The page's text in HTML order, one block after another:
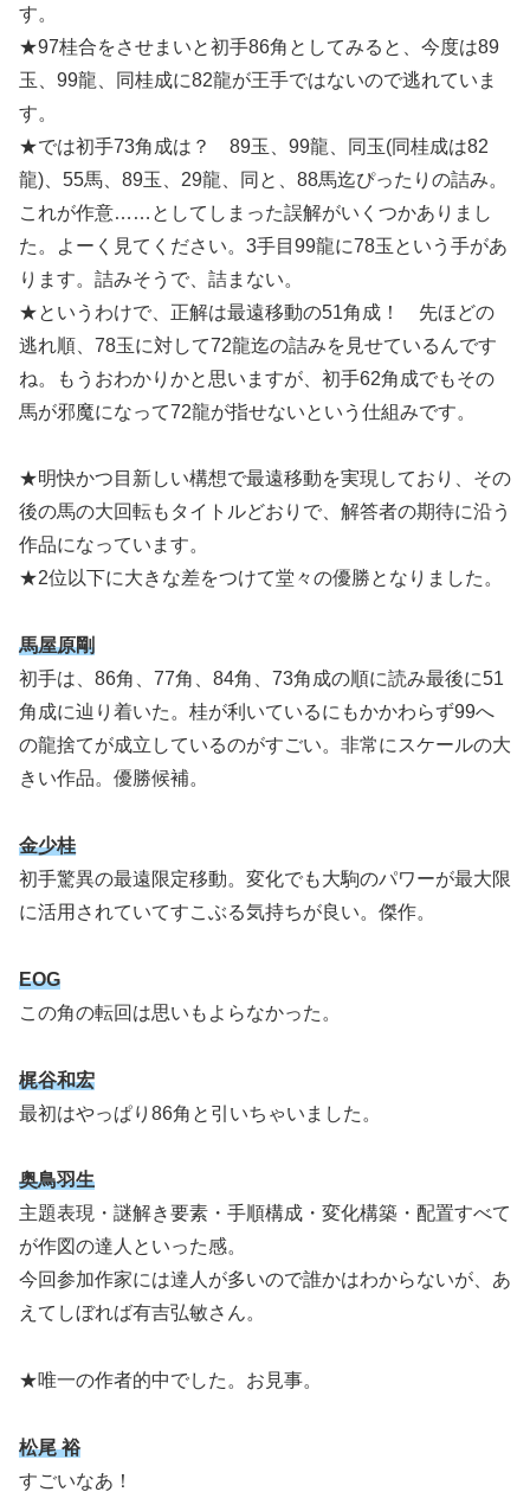
す。
★97桂合をさせまいと初手86角としてみると、今度は89
玉、99龍、同桂成に82龍が王手ではないので逃れていま
す。
★では初手73角成は？ 89玉、99龍、同玉(同桂成は82
龍)、55馬、89玉、29龍、同と、88馬迄ぴったりの詰み。
これが作意……としてしまった誤解がいくつかありまし
た。よーく見てください。3手目99龍に78玉という手があ
ります。詰みそうで、詰まない。
★というわけで、正解は最遠移動の51角成！ 先ほどの
逃れ順、78玉に対して72龍迄の詰みを見せているんです
ね。もうおわかりかと思いますが、初手62角成でもその
馬が邪魔になって72龍が指せないという仕組みです。
★明快かつ目新しい構想で最遠移動を実現しており、その
後の馬の大回転もタイトルどおりで、解答者の期待に沿う
作品になっています。
★2位以下に大きな差をつけて堂々の優勝となりました。
馬屋原剛
初手は、86角、77角、84角、73角成の順に読み最後に51
角成に辿り着いた。桂が利いているにもかかわらず99へ
の龍捨てが成立しているのがすごい。非常にスケールの大
きい作品。優勝候補。
金少桂
初手驚異の最遠限定移動。変化でも大駒のパワーが最大限
に活用されていてすこぶる気持ちが良い。傑作。
EOG
この角の転回は思いもよらなかった。
梶谷和宏
最初はやっぱり86角と引いちゃいました。
奥鳥羽生
主題表現・謎解き要素・手順構成・変化構築・配置すべて
が作図の達人といった感。
今回参加作家には達人が多いので誰かはわからないが、あ
えてしぼれば有吉弘敏さん。
★唯一の作者的中でした。お見事。
松尾 裕
すごいなあ！